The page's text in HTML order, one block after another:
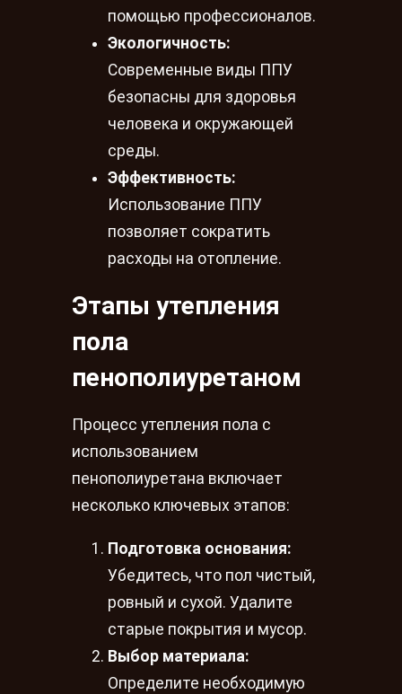
помощью профессионалов.
Экологичность:
Современные виды ППУ
безопасны для здоровья
человека и окружающей
среды.
Эффективность:
Использование ППУ
позволяет сократить
расходы на отопление.
Этапы утепления
пола
пенополиуретаном
Процесс утепления пола с
использованием
пенополиуретана включает
несколько ключевых этапов:
Подготовка основания:
Убедитесь, что пол чистый,
ровный и сухой. Удалите
старые покрытия и мусор.
Выбор материала:
Определите необходимую